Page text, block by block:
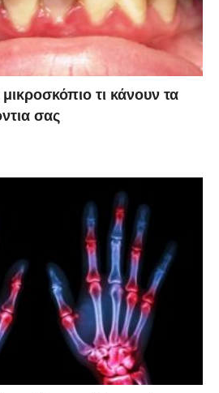
τι κάνουν τα
σας